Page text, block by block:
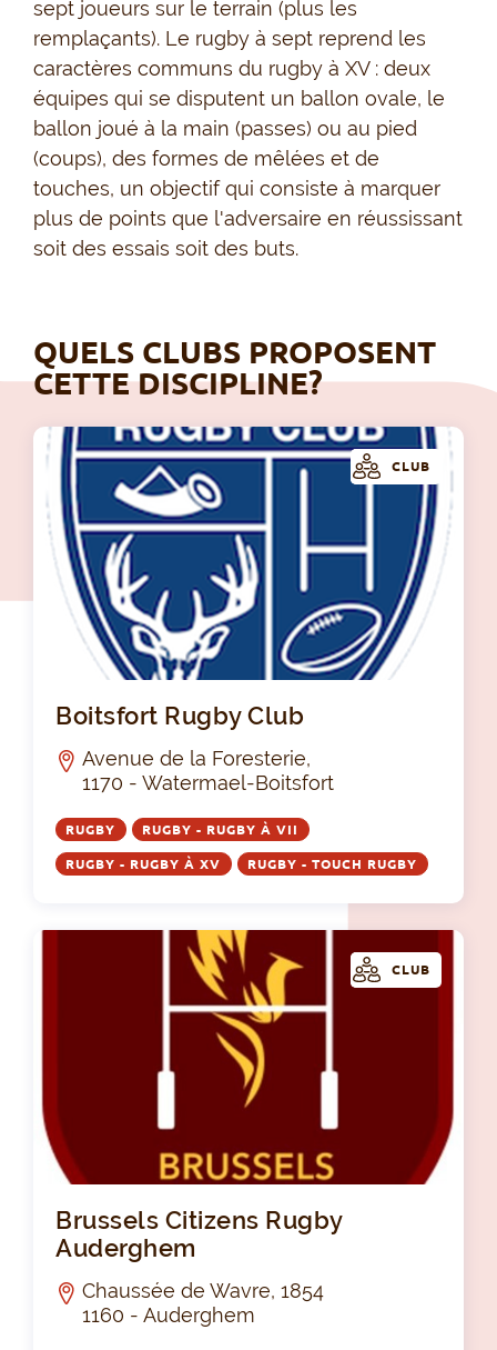
sept joueurs sur le terrain (plus les
remplaçants). Le rugby à sept reprend les
caractères communs du rugby à XV : deux
équipes qui se disputent un ballon ovale, le
ballon joué à la main (passes) ou au pied
(coups), des formes de mêlées et de
touches, un objectif qui consiste à marquer
plus de points que l'adversaire en réussissant
soit des essais soit des buts.
QUELS CLUBS PROPOSENT
CETTE DISCIPLINE?
CLUB
Boitsfort Rugby Club
Avenue de la Foresterie,
1170 - Watermael-Boitsfort
RUGBY RUGBY - RUGBY À VII
RUGBY - RUGBY À XV RUGBY - TOUCH RUGBY
CLUB
Brussels Citizens Rugby
Auderghem
Chaussée de Wavre, 1854
1160 - Auderghem